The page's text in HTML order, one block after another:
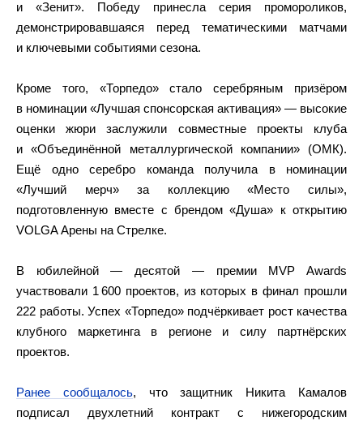
и «Зенит». Победу принесла серия промороликов,
демонстрировавшаяся перед тематическими матчами
и ключевыми событиями сезона.
Кроме того, «Торпедо» стало серебряным призёром
в номинации «Лучшая спонсорская активация» — высокие
оценки жюри заслужили совместные проекты клуба
и «Объединённой металлургической компании» (ОМК).
Ещё одно серебро команда получила в номинации
«Лучший мерч» за коллекцию «Место силы»,
подготовленную вместе с брендом «Душа» к открытию
VOLGA Арены на Стрелке.
В юбилейной — десятой — премии MVP Awards
участвовали 1 600 проектов, из которых в финал прошли
222 работы. Успех «Торпедо» подчёркивает рост качества
клубного маркетинга в регионе и силу партнёрских
проектов.
Ранее сообщалось, что защитник Никита Камалов
подписал двухлетний контракт с нижегородским